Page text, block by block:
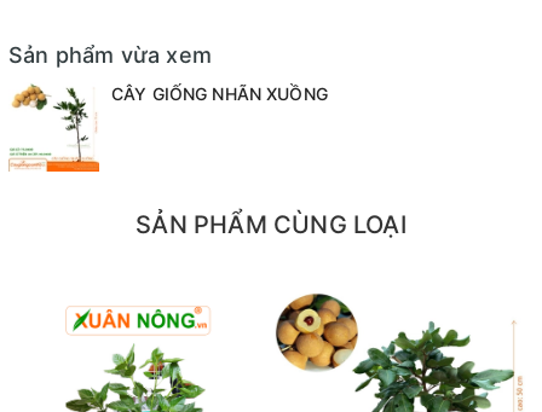
vẫn trồng được.
– Thu hoạch một năm được một vụ thuận và một vụ nghịch.
Sản phẩm vừa xem
CÂY GIỐNG NHÃN XUỒNG
SẢN PHẨM CÙNG LOẠI